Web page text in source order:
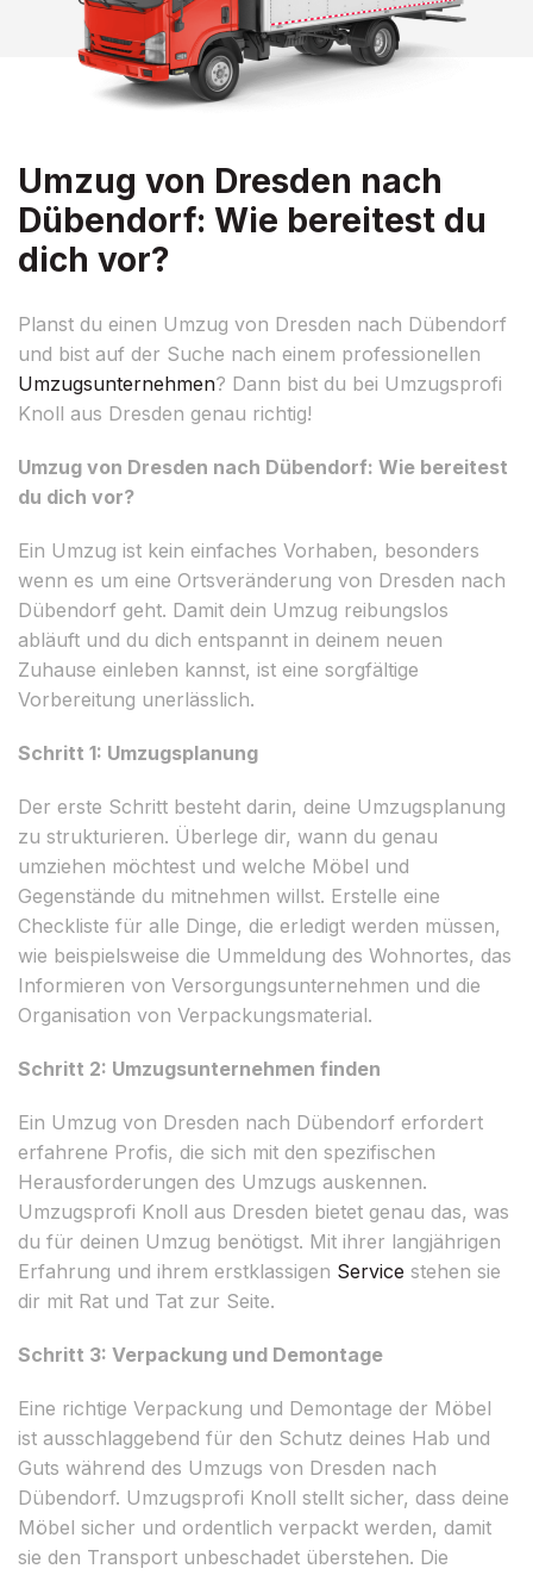
Umzug von Dresden nach
Dübendorf: Wie bereitest du
dich vor?
Planst du einen Umzug von Dresden nach Dübendorf
und bist auf der Suche nach einem professionellen
Umzugsunternehmen? Dann bist du bei Umzugsprofi
Knoll aus Dresden genau richtig!
Umzug von Dresden nach Dübendorf: Wie bereitest
du dich vor?
Ein Umzug ist kein einfaches Vorhaben, besonders
wenn es um eine Ortsveränderung von Dresden nach
Dübendorf geht. Damit dein Umzug reibungslos
abläuft und du dich entspannt in deinem neuen
Zuhause einleben kannst, ist eine sorgfältige
Vorbereitung unerlässlich.
Schritt 1: Umzugsplanung
Der erste Schritt besteht darin, deine Umzugsplanung
zu strukturieren. Überlege dir, wann du genau
umziehen möchtest und welche Möbel und
Gegenstände du mitnehmen willst. Erstelle eine
Checkliste für alle Dinge, die erledigt werden müssen,
wie beispielsweise die Ummeldung des Wohnortes, das
Informieren von Versorgungsunternehmen und die
Organisation von Verpackungsmaterial.
Schritt 2: Umzugsunternehmen finden
Ein Umzug von Dresden nach Dübendorf erfordert
erfahrene Profis, die sich mit den spezifischen
Herausforderungen des Umzugs auskennen.
Umzugsprofi Knoll aus Dresden bietet genau das, was
du für deinen Umzug benötigst. Mit ihrer langjährigen
Erfahrung und ihrem erstklassigen Service stehen sie
dir mit Rat und Tat zur Seite.
Schritt 3: Verpackung und Demontage
Eine richtige Verpackung und Demontage der Möbel
ist ausschlaggebend für den Schutz deines Hab und
Guts während des Umzugs von Dresden nach
Dübendorf. Umzugsprofi Knoll stellt sicher, dass deine
Möbel sicher und ordentlich verpackt werden, damit
sie den Transport unbeschadet überstehen. Die